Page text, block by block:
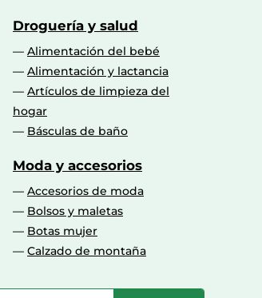
Droguería y salud
Alimentación del bebé
Alimentación y lactancia
Artículos de limpieza del
hogar
Básculas de baño
Moda y accesorios
Accesorios de moda
Bolsos y maletas
Botas mujer
Calzado de montaña